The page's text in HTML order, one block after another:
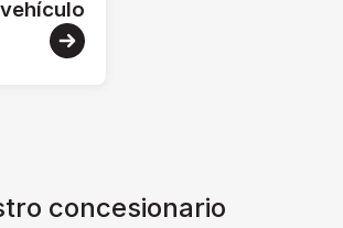
concesionario